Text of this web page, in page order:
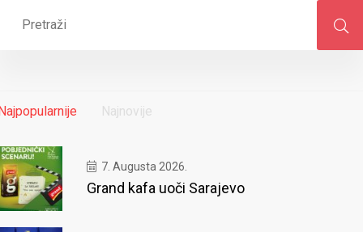
Najnovije
7. Augusta 2026.
Grand kafa uoči Sarajevo